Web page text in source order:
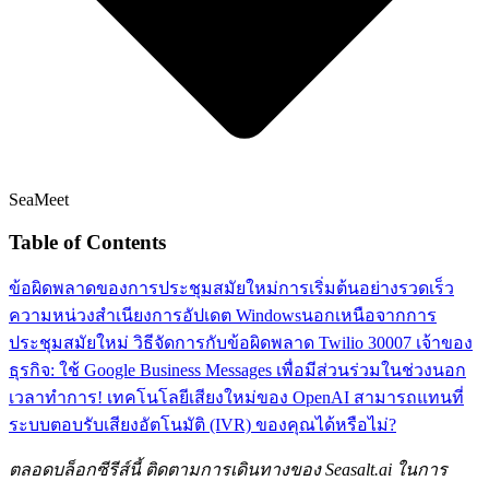
SeaMeet
Table of Contents
ข้อผิดพลาดของการประชุมสมัยใหม่การเริ่มต้นอย่างรวดเร็ว
ความหน่วงสำเนียงการอัปเดต Windowsนอกเหนือจากการ
ประชุมสมัยใหม่ วิธีจัดการกับข้อผิดพลาด Twilio 30007 เจ้าของ
ธุรกิจ: ใช้ Google Business Messages เพื่อมีส่วนร่วมในช่วงนอก
เวลาทำการ! เทคโนโลยีเสียงใหม่ของ OpenAI สามารถแทนที่
ระบบตอบรับเสียงอัตโนมัติ (IVR) ของคุณได้หรือไม่?
ตลอดบล็อกซีรีส์นี้ ติดตามการเดินทางของ Seasalt.ai ในการ